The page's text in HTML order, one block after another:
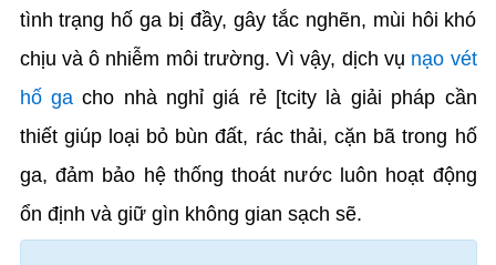
tình trạng hố ga bị đầy, gây tắc nghẽn, mùi hôi khó
chịu và ô nhiễm môi trường. Vì vậy, dịch vụ nạo vét
hố gacho nhà nghỉ giá rẻ [tcity là giải pháp cần
thiết giúp loại bỏ bùn đất, rác thải, cặn bã trong hố
ga, đảm bảo hệ thống thoát nước luôn hoạt động
ổn định và giữ gìn không gian sạch sẽ.